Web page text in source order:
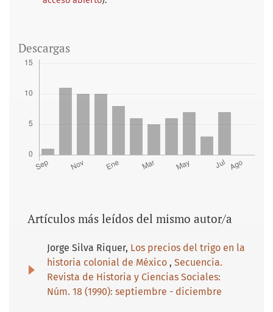
Descargas
Artículos más leídos del mismo autor/a
Jorge Silva Riquer, Los precios del trigo en la
historia colonial de México , Secuencia.
Revista de Historia y Ciencias Sociales:
Núm. 18 (1990): septiembre - diciembre